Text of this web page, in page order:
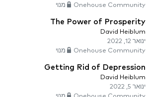
Onehouse Community מנוי
The Power of Prosperity
David Heiblum
ינואר 12, 2022
Onehouse Community מנוי
Getting Rid of Depression
David Heiblum
ינואר 5, 2022